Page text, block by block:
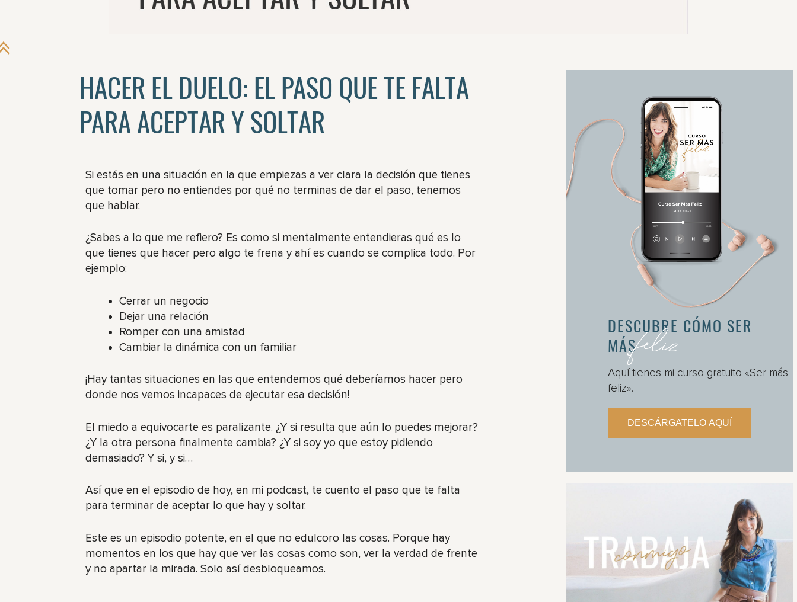
HACER EL DUELO: EL PASO QUE TE FALTA
PARA ACEPTAR Y SOLTAR
Si estás en una situación en la que empiezas a ver clara la decisión que tienes
que tomar pero no entiendes por qué no terminas de dar el paso, tenemos
que hablar.
¿Sabes a lo que me refiero? Es como si mentalmente entendieras qué es lo
que tienes que hacer pero algo te frena y ahí es cuando se complica todo. Por
ejemplo:
Cerrar un negocio
Dejar una relación
Romper con una amistad
Cambiar la dinámica con un familiar
¡Hay tantas situaciones en las que entendemos qué deberíamos hacer pero
donde nos vemos incapaces de ejecutar esa decisión!
El miedo a equivocarte es paralizante. ¿Y si resulta que aún lo puedes mejorar?
¿Y la otra persona finalmente cambia? ¿Y si soy yo que estoy pidiendo
demasiado? Y si, y si…
Así que en el episodio de hoy, en mi podcast, te cuento el paso que te falta
para terminar de aceptar lo que hay y soltar.
Este es un episodio potente, en el que no edulcoro las cosas. Porque hay
momentos en los que hay que ver las cosas como son, ver la verdad de frente
y no apartar la mirada. Solo así desbloqueamos.
DESCUBRE CÓMO SER
MÁSfeliz
Aquí tienes mi curso gratuito «Ser más
feliz».
DESCÁRGATELO AQUÍ